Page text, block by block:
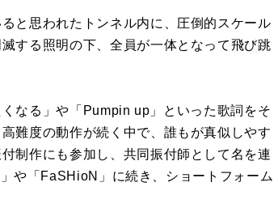
と思われたトンネル内に、圧倒 的 スケール
する照明の下、全員が一体と なって飛び跳
な る」や「Pumpin up」といった歌詞 をそ
難度の動作が続く中で、誰もが真似しやす
制作にも参加し、共同振付師として名 を連
や「FaSHioN」に続き、ショートフォーム